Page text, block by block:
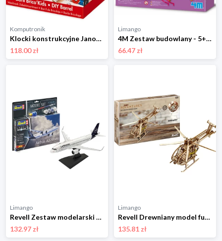
Komputronik
Klocki konstrukcyjne Janod Zestaw konstruktora Brico Kids
118.00 zł
Limango
4M Zestaw budowlany - 5+ rozmiar: onesize
66.47 zł
Limango
Revell Zestaw modelarski w kolorze białym z podstawowymi akcesoriami - 10+ rozmiar: onesize
132.97 zł
Limango
Revell Drewniany model funkcyjny "Revell - Tiny Adventures - Helicopter" - 10+ rozmiar: onesize
135.81 zł